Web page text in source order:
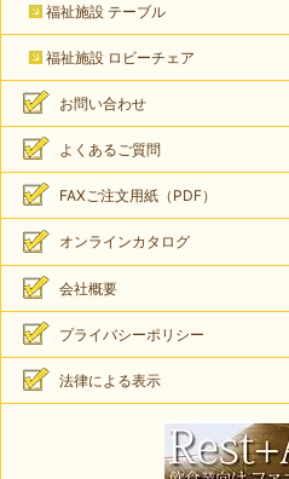
福祉施設 テーブル
福祉施設 ロビーチェア
お問い合わせ
よくあるご質問
FAXご注文用紙（PDF）
オンラインカタログ
会社概要
プライバシーポリシー
法律による表示